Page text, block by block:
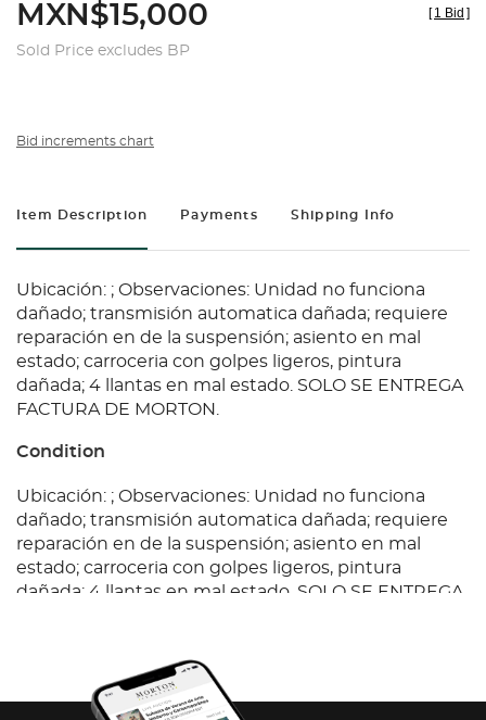
MXN$15,000
Sold Price excludes BP
[ 1 Bid ]
Bid increments chart
Item Description Payments Shipping Info
Ubicación: ; Observaciones: Unidad no funciona
dañado; transmisión automatica dañada; requiere
reparación en de la suspensión; asiento en mal
estado; carroceria con golpes ligeros, pintura
dañada; 4 llantas en mal estado. SOLO SE ENTREGA
FACTURA DE MORTON.
Condition
Ubicación: ; Observaciones: Unidad no funciona
dañado; transmisión automatica dañada; requiere
reparación en de la suspensión; asiento en mal
estado; carroceria con golpes ligeros, pintura
dañada; 4 llantas en mal estado. SOLO SE ENTREGA